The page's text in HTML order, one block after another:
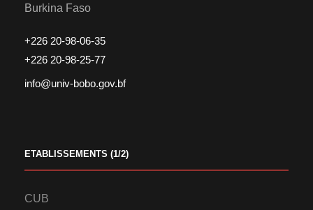
Burkina Faso
+226 20-98-06-35
+226 20-98-25-77
info@univ-bobo.gov.bf
ETABLISSEMENTS (1/2)
CUB